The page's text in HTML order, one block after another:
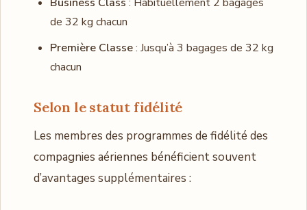
de 32 kg chacun
Première Classe: Jusqu’à 3 bagages de 32 kg
chacun
Selon le statut fidélité
Les membres des programmes de fidélité des
compagnies aériennes bénéficient souvent
d’avantages supplémentaires :